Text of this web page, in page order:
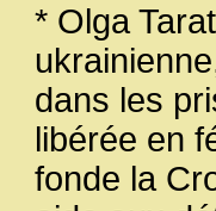
* Olga
dans les
libérée en
fonde la